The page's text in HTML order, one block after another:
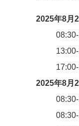
2025年8月
2025年8月